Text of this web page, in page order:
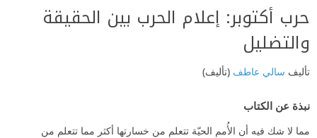
حرب أكتوبر: إعلام الحرب بين الحقيقة
والتضليل
تأليف سالي عاطف (تأليف)
نبذة عن الكتاب
مما لا شك فيه أن الأُمم الحيّة تتعلم من خسارتها أكثر مما تتعلم من